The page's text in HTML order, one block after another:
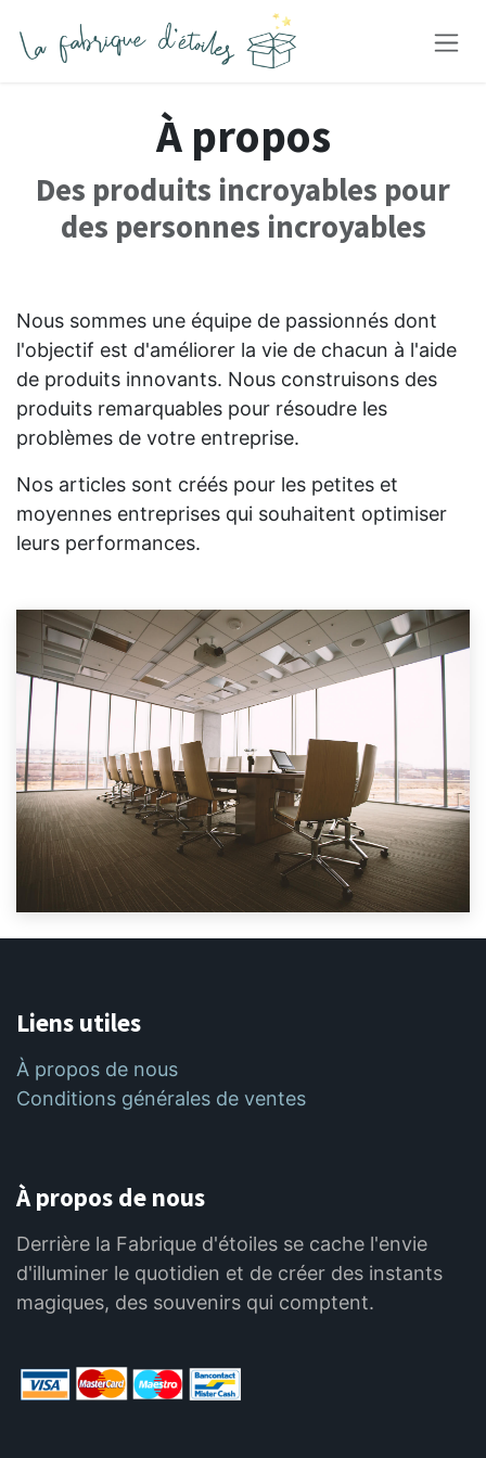
À propos
Des produits incroyables pour
des personnes incroyables
Nous sommes une équipe de passionnés dont
l'objectif est d'améliorer la vie de chacun à l'aide
de produits innovants. Nous construisons des
produits remarquables pour résoudre les
problèmes de votre entreprise.
Nos articles sont créés pour les petites et
moyennes entreprises qui souhaitent optimiser
leurs performances.
Liens utiles
À propos de nous
Conditions générales de ventes
À propos de nous
Derrière la Fabrique d'étoiles se cache l'envie
d'illuminer le quotidien et de créer des instants
magiques, des souvenirs qui comptent.